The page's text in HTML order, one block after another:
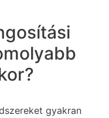
gyakran